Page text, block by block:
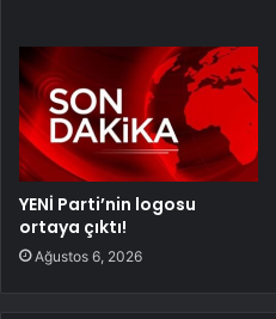
YENİ Parti’nin logosu
ortaya çıktı!
Ağustos 6, 2026